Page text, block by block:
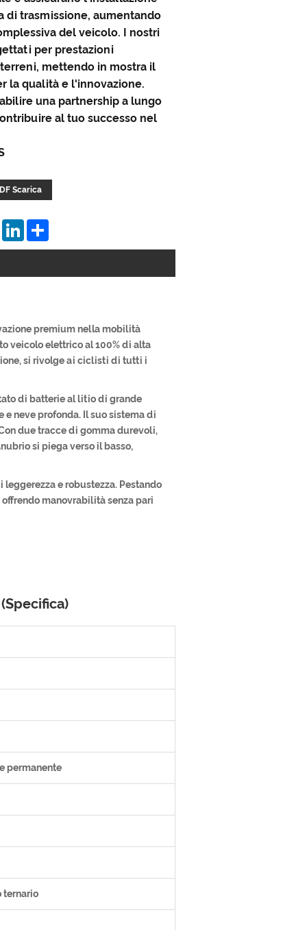
di trasmissione, aumentando
del veicolo. I nostri
per prestazioni
mettendo in mostra il
la qualità e l'innovazione.
una partnership a lungo
al tuo successo nel
Scarica
Pinterest
LinkedIn
premium nella mobilità
veicolo elettrico al 100% di alta
si rivolge ai ciclisti di tutti i
di batterie al litio di grande
neve profonda. Il suo sistema di
due tracce di gomma durevoli,
si piega verso il basso,
e robustezza. Pestando
manovrabilità senza pari
permanente
ternario